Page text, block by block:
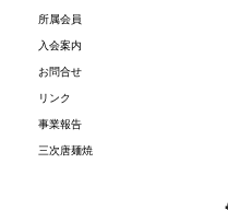
所属会員
入会案内
お問合せ
リンク
事業報告
三次唐麺焼